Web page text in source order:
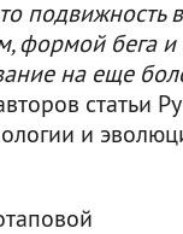
подвижность
формой бега
на еще
статьи
и